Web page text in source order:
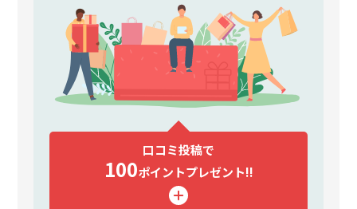
口コミ投稿で
100ポイントプレゼント!!